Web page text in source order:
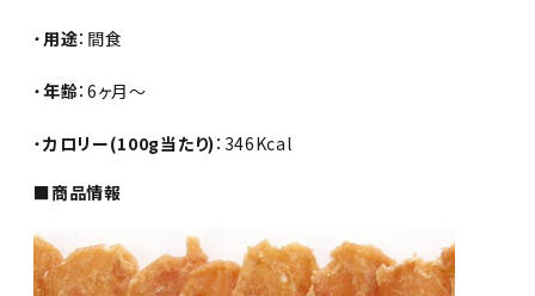
・用途：間食
・年齢：6ヶ月～
・カロリー(100g当たり) ：346Kcal
■商品情報